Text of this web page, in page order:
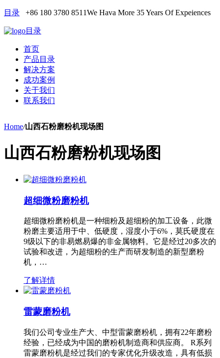
目录 +86 180 3780 8511We Hava More 35 Years Of Expeiences
目录
首页
产品目录
解决方案
成功案例
关于我们
联系我们
Home/山西石粉磨粉机现场图
山西石粉磨粉机现场图
超细微粉磨粉机
超细微粉磨粉机是一种细粉及超细粉的加工设备，此微
粉磨主要适用于中、低硬度，湿度小于6%，莫氏硬度在
9级以下的非易燃易爆的非金属物料。它是经过20多次的
试验和改进，为超细粉的生产而研发制造的新型磨粉
机，…
了解详情
雷蒙磨粉机
我们公司专业生产大、中型雷蒙磨粉机，拥有22年磨粉
经验，已经成为中国的磨粉机制造商和供应商。 R系列
雷蒙磨粉机是经过我们的专家优化升级改造，具有低损